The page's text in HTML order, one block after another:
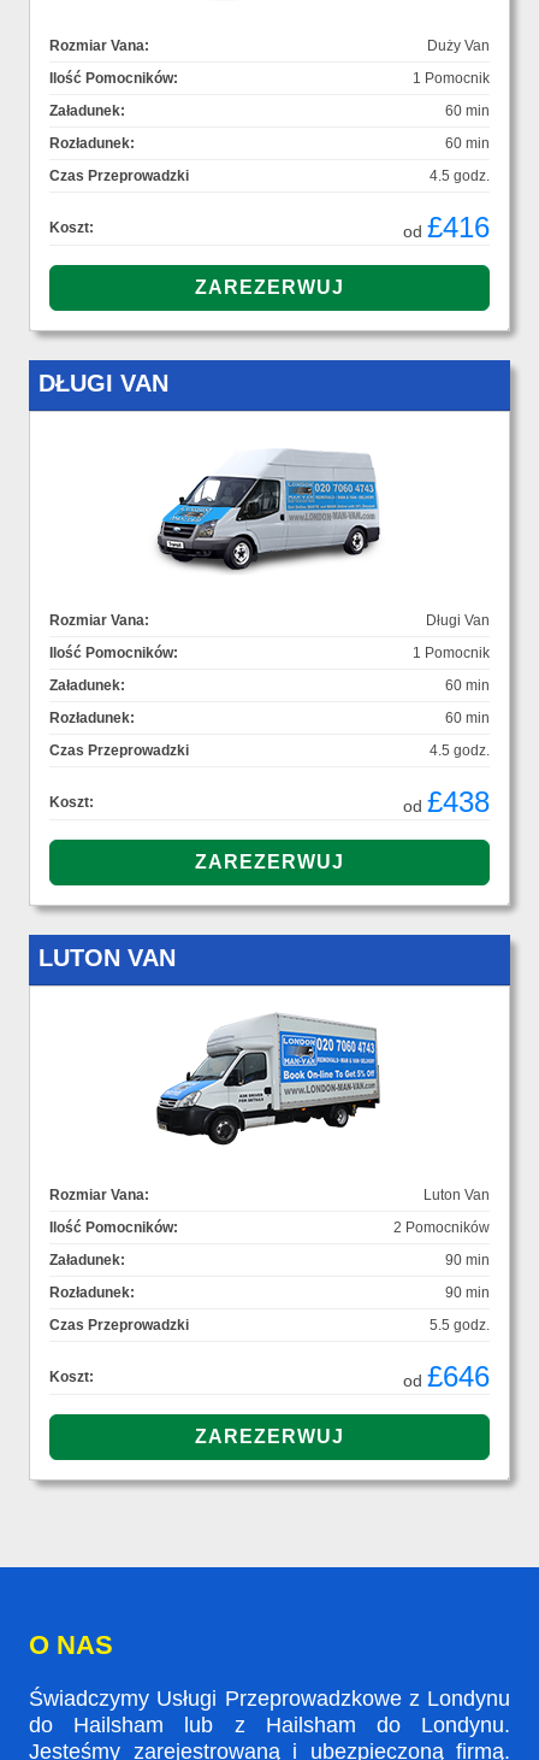
Rozmiar Vana:
Duży Van
Ilość Pomocników:
1 Pomocnik
Załadunek:
60 min
Rozładunek:
60 min
Czas Przeprowadzki
4.5 godz.
Koszt: od £416
DŁUGI VAN
Rozmiar Vana:
Długi Van
Ilość Pomocników:
1 Pomocnik
Załadunek:
60 min
Rozładunek:
60 min
Czas Przeprowadzki
4.5 godz.
Koszt: od £438
LUTON VAN
Rozmiar Vana:
Luton Van
Ilość Pomocników:
2 Pomocników
Załadunek:
90 min
Rozładunek:
90 min
Czas Przeprowadzki
5.5 godz.
Koszt: od £646
O NAS
Świadczymy Usługi Przeprowadzkowe z Londynu
do Hailsham lub z Hailsham do Londynu.
Jesteśmy zarejestrowaną i ubezpieczoną firmą.